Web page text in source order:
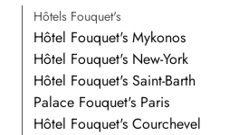
Hôtels Fouquet's
Hôtel Fouquet's Mykonos
Hôtel Fouquet's New-York
Hôtel Fouquet's Saint-Barth
Palace Fouquet's Paris
Hôtel Fouquet's Courchevel